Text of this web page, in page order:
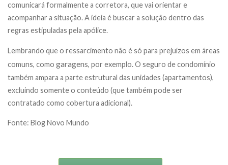
comunicará formalmente a corretora, que vai orientar e
acompanhar a situação. A ideia é buscar a solução dentro das
regras estipuladas pela apólice.
Lembrando que o ressarcimento não é só para prejuízos em áreas
comuns, como garagens, por exemplo. O seguro de condomínio
também ampara a parte estrutural das unidades (apartamentos),
excluindo somente o conteúdo (que também pode ser
contratado como cobertura adicional).
Fonte: Blog Novo Mundo